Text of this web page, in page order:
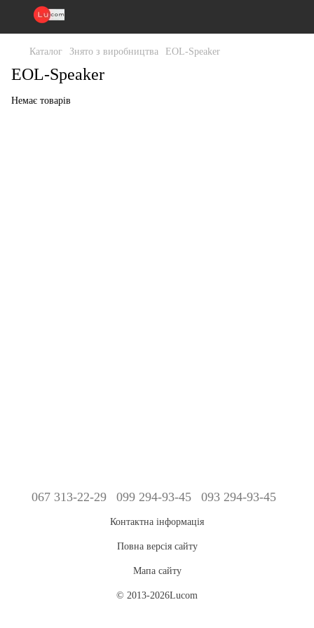
Каталог Знято з виробництва EOL-Speaker
EOL-Speaker
Немає товарів
067 313-22-29 099 294-93-45 093 294-93-45
Контактна інформація
Повна версія сайту
Мапа сайту
© 2013-2026Lucom